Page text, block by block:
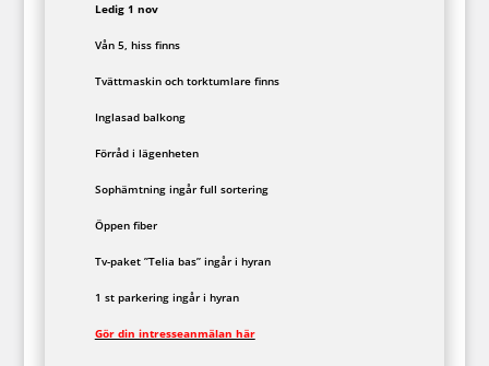
Ledig 1 nov
Vån 5, hiss finns
Tvättmaskin och torktumlare finns
Inglasad balkong
Förråd i lägenheten
Sophämtning ingår full sortering
Öppen fiber
Tv-paket ”Telia bas” ingår i hyran
1 st parkering ingår i hyran
Gör din intresseanmälan här